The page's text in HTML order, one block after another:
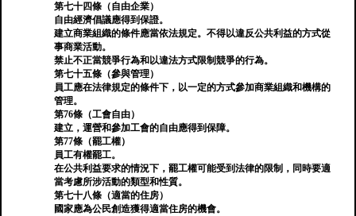
第七十四條（自由企業）
自由經濟倡議應得到保證。
建立商業組織的條件應當依法規定。不得以違反公共利益的方式從
事商業活動。
禁止不正當競爭行為和以違法方式限制競爭的行為。
第七十五條（參與管理）
員工應在法律規定的條件下，以一定的方式參加商業組織和機構的
管理。
第76條（工會自由）
建立，運營和參加工會的自由應得到保障。
第77條（罷工權）
員工有權罷工。
在公共利益要求的情況下，罷工權可能受到法律的限制，同時要適
當考慮所涉活動的類型和性質。
第七十八條（適當的住房）
國家應為公民創造獲得適當住房的機會。